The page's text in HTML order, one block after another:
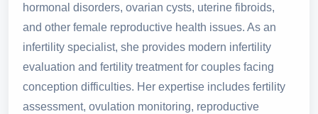
hormonal disorders, ovarian cysts, uterine fibroids,
and other female reproductive health issues. As an
infertility specialist, she provides modern infertility
evaluation and fertility treatment for couples facing
conception difficulties. Her expertise includes fertility
assessment, ovulation monitoring, reproductive